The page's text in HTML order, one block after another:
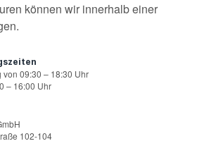
können wir innerhalb einer
von 09:30 – 18:30 Uhr
– 16:00 Uhr
102-104